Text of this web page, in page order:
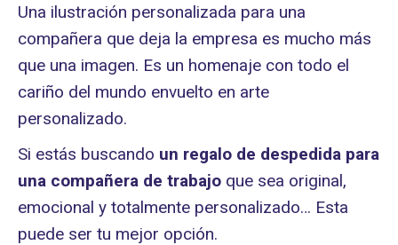
Una ilustración personalizada para una
compañera que deja la empresa es mucho más
que una imagen. Es un homenaje con todo el
cariño del mundo envuelto en arte
personalizado.
Si estás buscando un regalo de despedida para
una compañera de trabajo que sea original,
emocional y totalmente personalizado… Esta
puede ser tu mejor opción.